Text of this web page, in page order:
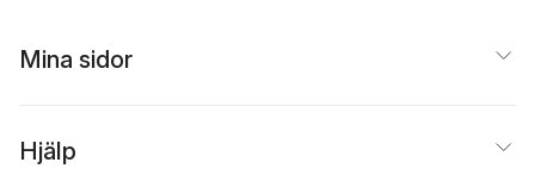
Mina sidor
Hjälp